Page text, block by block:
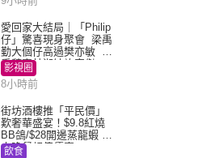
愛回家大結局｜「Philip
仔」驚喜現身聚會 梁禹
勤大個仔高過樊亦敏 超
乖黐實林淑敏許家傑
影視圈
8小時前
街坊酒樓推「平民價」
歎奢華盛宴！$9.8紅燒
BB鴿/$28開邊蒸龍蝦 3
大晚餐超值優惠
飲食